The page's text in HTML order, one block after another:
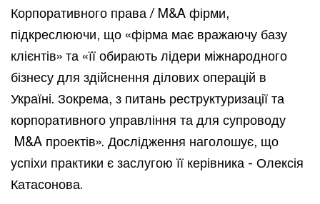
Корпоративного права / M&A фірми,
підкреслюючи, що «фірма має вражаючу базу
клієнтів» та «її обирають лідери міжнародного
бізнесу для здійснення ділових операцій в
Україні. Зокрема, з питань реструктуризації та
корпоративного управління та для супроводу
M&A проектів». Дослідження наголошує, що
успіхи практики є заслугою її керівника - Олексія
Катасонова.